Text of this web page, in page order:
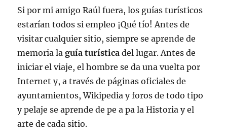
Si por mi amigo Raúl fuera, los guías turísticos
estarían todos si empleo ¡Qué tío! Antes de
visitar cualquier sitio, siempre se aprende de
memoria laguía turística del lugar. Antes de
iniciar el viaje, el hombre se da una vuelta por
Internet y, a través de páginas oficiales de
ayuntamientos, Wikipedia y foros de todo tipo
y pelaje se aprende de pe a pa la Historia y el
arte de cada sitio.